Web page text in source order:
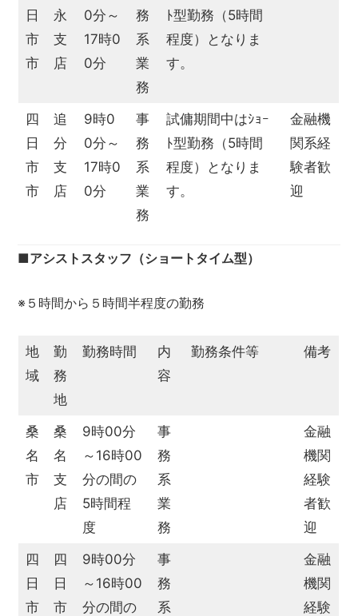
日
市
市
永
支
店
0分～
17時0
0分
務
系
業
務
ﾄ型勤務（5時間
程度）となりま
す。
四
日
市
市
追
分
支
店
9時0
0分～
17時0
0分
事
務
系
業
務
試傭期間中はｼｮｰ
ﾄ型勤務（5時間
程度）となりま
す。
金融機
関系経
験者歓
迎
■アシストスタッフ（ショートタイム型）
※５時間から５時間半程度の勤務
地
域
勤
務
地
勤務時間
内
容
勤務条件等 備考
桑
名
市
桑
名
支
店
9時00分
～16時00
分の間の
5時間程
度
事
務
系
業
務
金融
機関
経験
者歓
迎
四
日
市
四
日
市
9時00分
～16時00
分の間の
事
務
系
金融
機関
経験